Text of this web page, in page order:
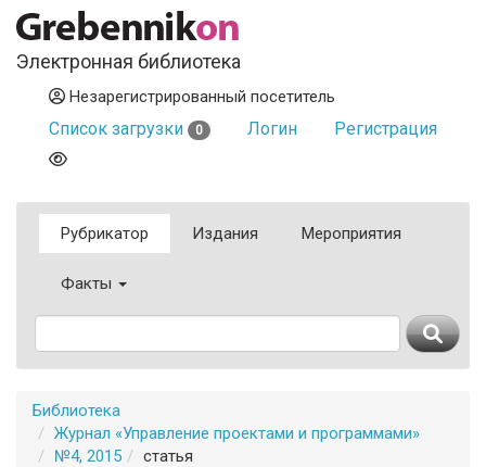
Электронная библиотека
Незарегистрированный посетитель
Список загрузки 0 Логин Регистрация
Рубрикатор Издания Мероприятия
Факты
Библиотека
Журнал «Управление проектами и программами»
№4, 2015
статья